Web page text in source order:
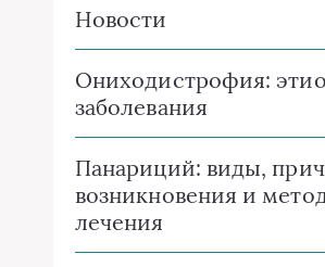
Новости
Ониходистрофия:
заболевания
Панариций: виды,
возникновения и
лечения